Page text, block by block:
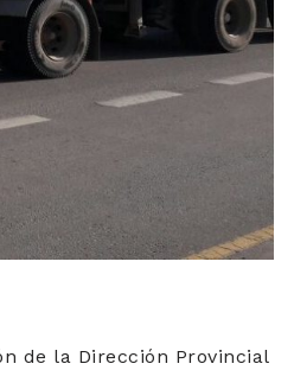
de la Dirección Provincial